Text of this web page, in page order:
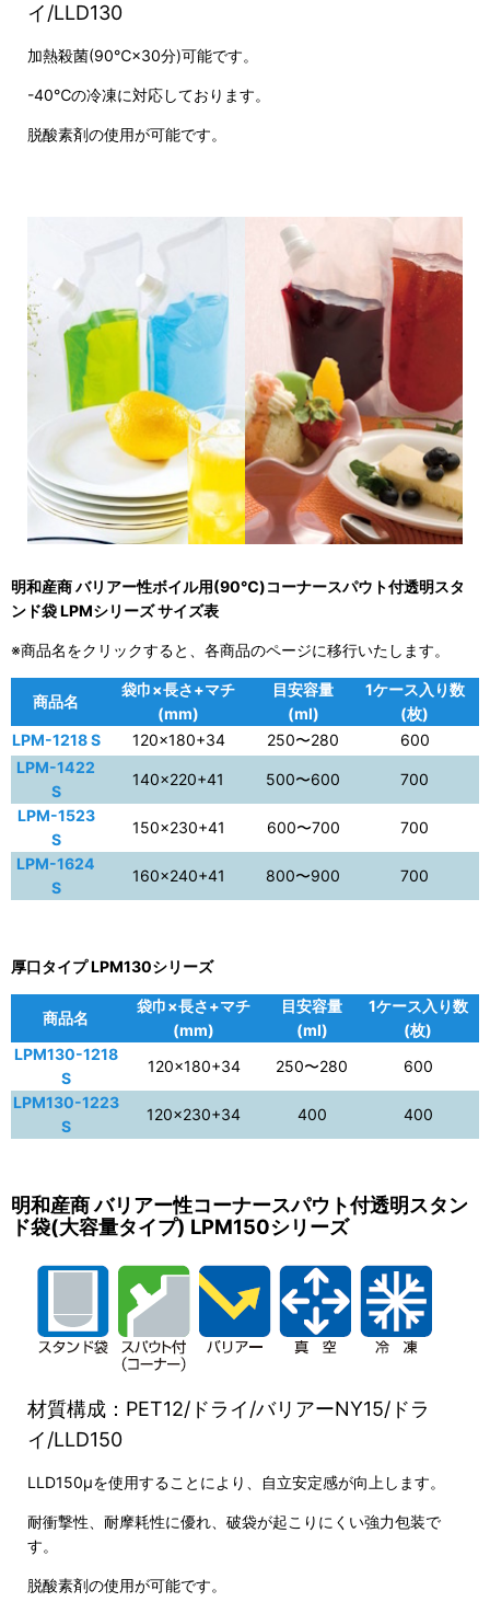
イ/LLD130
加熱殺菌(90℃×30分)可能です。
-40℃の冷凍に対応しております。
脱酸素剤の使用が可能です。
明和産商 バリアー性ボイル用(90℃)コーナースパウト付透明スタ
ンド袋 LPMシリーズ サイズ表
※商品名をクリックすると、各商品のページに移行いたします。
商品名
袋巾×長さ+マチ
(mm)
目安容量
(ml)
1ケース入り数
(枚)
LPM-1218 S
120×180+34 250〜280
600
LPM-1422
S
140×220+41 500〜600
700
LPM-1523
S
150×230+41 600〜700
700
LPM-1624
S
160×240+41 800〜900 700
厚口タイプ LPM130シリーズ
商品名
袋巾×長さ+マチ
(mm)
目安容量
(ml)
1ケース入り数
(枚)
LPM130-1218
S
120×180+34 250〜280
600
LPM130-1223
S
120×230+34 400 400
明和産商 バリアー性コーナースパウト付透明スタン
ド袋(大容量タイプ) LPM150シリーズ
材質構成：PET12/ドライ/バリアーNY15/ドラ
イ/LLD150
LLD150μを使用することにより、自立安定感が向上します。
耐衝撃性、耐摩耗性に優れ、破袋が起こりにくい強力包装で
す。
脱酸素剤の使用が可能です。